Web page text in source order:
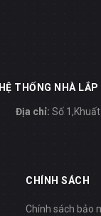
HỆ THỐNG NHÀ
Địa chỉ: Số
CHÍNH SÁCH
Chính sách bảo